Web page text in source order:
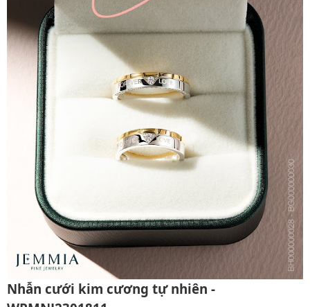
Nhẫn cưới kim cương tự nhiên -